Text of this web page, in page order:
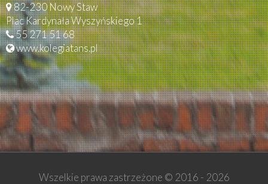
82-230 Nowy Staw
Plac Kardynała Wyszyńskiego 1
55 271 51 68
www.kolegiatans.pl
Wszelkie prawa zastrzeżone © 2016 - 2026